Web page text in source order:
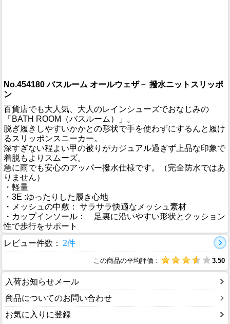
No.454180 バスルーム オールウェザ－ 撥水ニットスリッポ
ン
百貨店でも大人気、大人のレインシューズでおなじみの
「BATH ROOM（バスルーム）」。
脱ぎ履きしやすいかかとの形状で手を使わずにするんと履け
るスリッポンスニーカー。
深すぎない程よい甲の被りがカジュアル過ぎず上品な印象で
着脱もよりスムーズ。
急に雨でも安心のアッパー撥水仕様です。（完全防水ではあ
りません）
・軽量
・3E :ゆったりした履き心地
・メッシュの中敷： サラサラ快適なメッシュ素材
・カップインソール： 足裏に沿いやすい形状とクッション
性で歩行をサポート
レビュー件数：
2件
この商品の平均評価： 3.50
入荷お知らせメール
商品についてのお問い合わせ
お気に入りに登録